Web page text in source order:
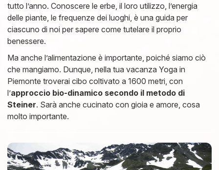
tutto l’anno. Conoscere le erbe, il loro utilizzo, l’energia
delle piante, le frequenze dei luoghi, è una guida per
ciascuno di noi per sapere come tutelare il proprio
benessere.
Ma anche l’alimentazione è importante, poiché siamo ciò
che mangiamo. Dunque, nella tua vacanza Yoga in
Piemonte troverai cibo coltivato a 1600 metri, con
l’approccio bio-dinamico secondo il metodo di
Steiner. Sarà anche cucinato con gioia e amore, cosa
molto importante.